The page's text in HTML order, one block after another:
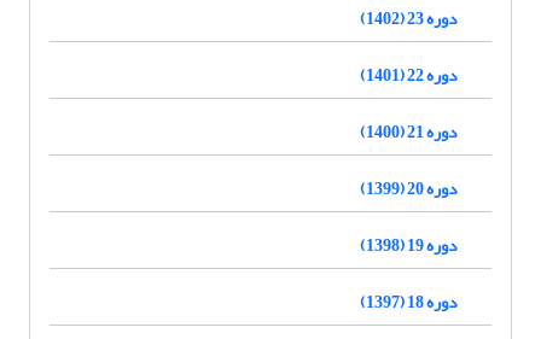
دوره 23 (1402)
دوره 22 (1401)
دوره 21 (1400)
دوره 20 (1399)
دوره 19 (1398)
دوره 18 (1397)